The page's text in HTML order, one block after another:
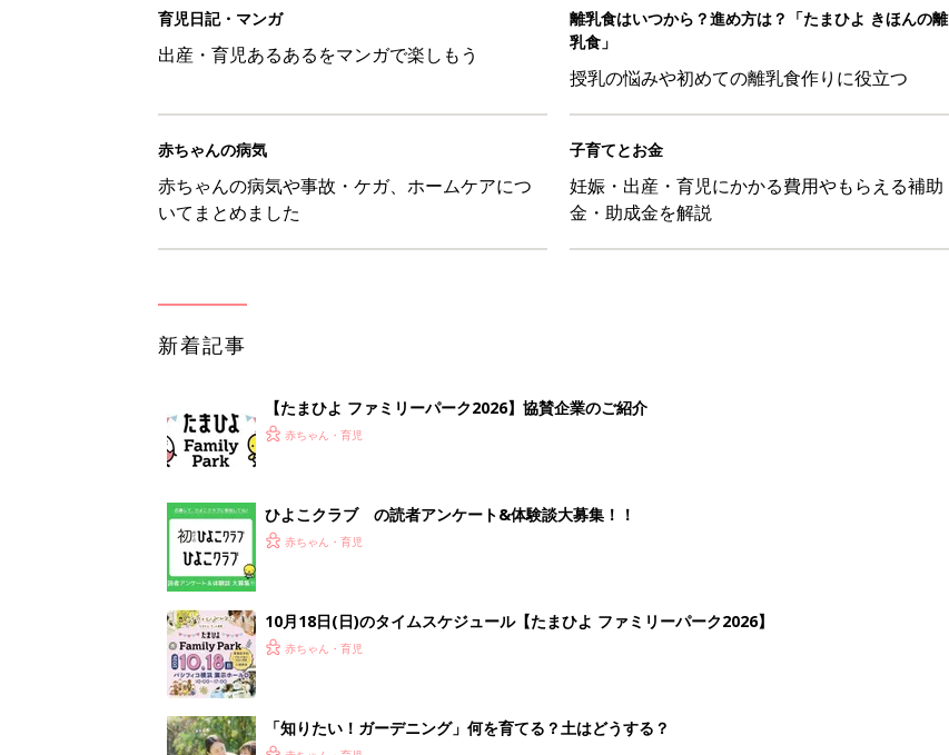
育児日記・マンガ
出産・育児あるあるをマンガで楽しもう
離乳食はいつから？進め方は？「たまひよ きほんの離
乳食」
授乳の悩みや初めての離乳食作りに役立つ
赤ちゃんの病気
赤ちゃんの病気や事故・ケガ、ホームケアにつ
いてまとめました
子育てとお金
妊娠・出産・育児にかかる費用やもらえる補助
金・助成金を解説
新着記事
【たまひよ ファミリーパーク2026】協賛企業のご紹介
赤ちゃん・育児
ひよこクラブ の読者アンケート&体験談大募集！！
赤ちゃん・育児
10月18日(日)のタイムスケジュール【たまひよ ファミリーパーク2026】
赤ちゃん・育児
「知りたい！ガーデニング」何を育てる？土はどうする？